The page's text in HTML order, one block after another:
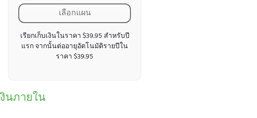
เลือกแผน
เรียกเก็บเงินในราคา $39.95 สำหรับปี
แรก จากนั้นต่ออายุอัตโนมัติรายปีใน
ราคา $39.95
นภายใน